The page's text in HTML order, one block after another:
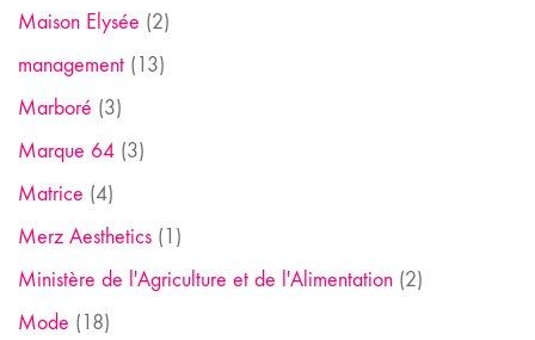
Maison Elysée (2)
management (13)
Marboré (3)
Marque 64 (3)
Matrice (4)
Merz Aesthetics (1)
Ministère de l'Agriculture et de l'Alimentation (2)
Mode (18)